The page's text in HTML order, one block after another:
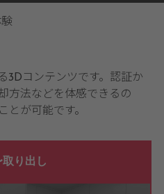
3Dコンテンツです。認証か
方法などを体感できるの
とが可能です。
り出し